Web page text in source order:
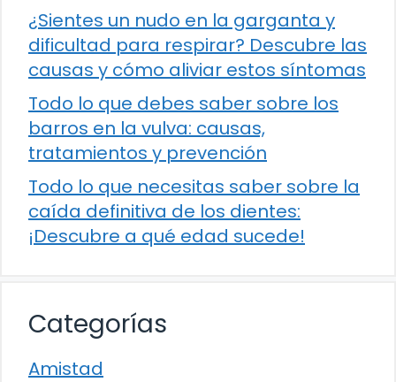
¿Sientes un nudo en la garganta y
dificultad para respirar? Descubre las
causas y cómo aliviar estos síntomas
Todo lo que debes saber sobre los
barros en la vulva: causas,
tratamientos y prevención
Todo lo que necesitas saber sobre la
caída definitiva de los dientes:
¡Descubre a qué edad sucede!
Categorías
Amistad